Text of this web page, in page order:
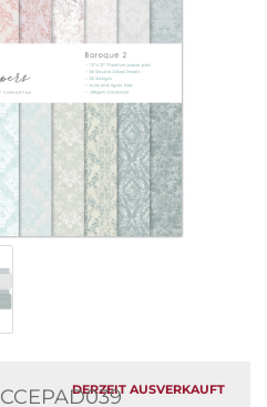
DERZEIT AUSVERKAUFT
CCEPAD039